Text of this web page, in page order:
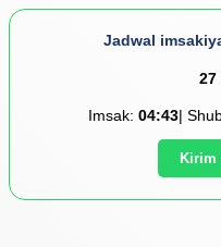
Jadwal
27
Imsak: 04:43|
Kirim